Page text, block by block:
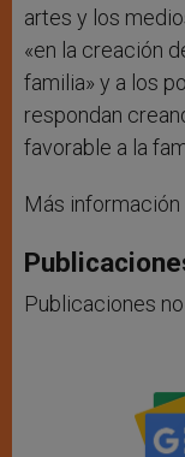
artes y los
«en la creación
familia» y a los
respondan
favorable a la
Más información
Publicaciones